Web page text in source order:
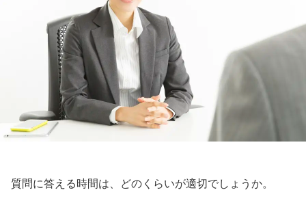
質問に答える時間は、どのくらいが適切でしょうか。